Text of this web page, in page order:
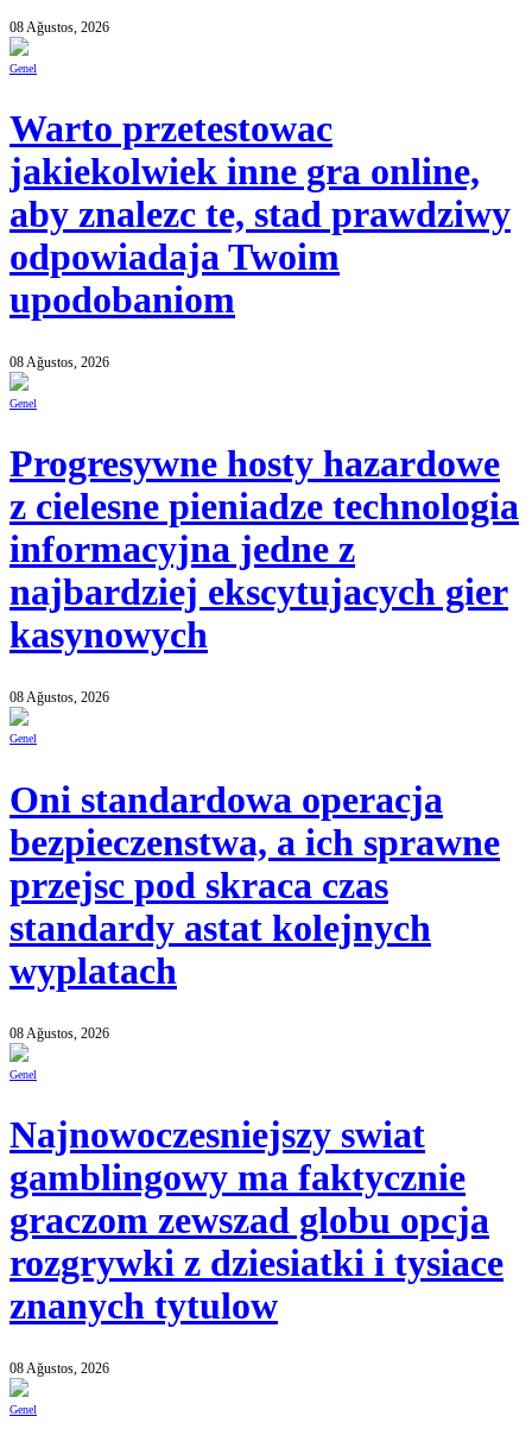
08 Ağustos, 2026
Genel
Warto przetestowac
jakiekolwiek inne gra online,
aby znalezc te, stad prawdziwy
odpowiadaja Twoim
upodobaniom
08 Ağustos, 2026
Genel
Progresywne hosty hazardowe
z cielesne pieniadze technologia
informacyjna jedne z
najbardziej ekscytujacych gier
kasynowych
08 Ağustos, 2026
Genel
Oni standardowa operacja
bezpieczenstwa, a ich sprawne
przejsc pod skraca czas
standardy astat kolejnych
wyplatach
08 Ağustos, 2026
Genel
Najnowoczesniejszy swiat
gamblingowy ma faktycznie
graczom zewszad globu opcja
rozgrywki z dziesiatki i tysiace
znanych tytulow
08 Ağustos, 2026
Genel